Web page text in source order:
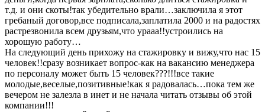
т.д. и они скоты!так убедительно врали…заключила я этот
гребаный договор,все подписала,заплатила 2000 и на радостях
растрезвонила всем друзьям,что урааа!!устроились на
хорошую работу…
На следующий день прихожу на стажировку и вижу,что нас 15
человек!!сразу возникает вопрос-как на вакансию менеджера
по персоналу может быть 15 человек???!!!все такие
молодые,веселые,позитивные!как я радовалась…пока тем же
вечером не залезла в инет и не начала читать отзывы об этой
компании!!!